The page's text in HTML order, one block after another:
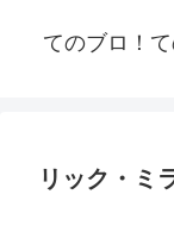
てのブロ！
リック・ミ